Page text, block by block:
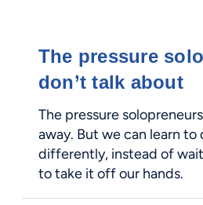
The pressure
don’t talk about
The pressure
away. But we can learn to
differently, instead of
to take it off our hands.